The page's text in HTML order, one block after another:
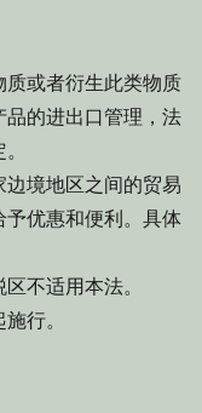
或者衍生此类物质
的进出口管理，法
境地区之间的贸易
优惠和便利。具体
不适用本法。
行。